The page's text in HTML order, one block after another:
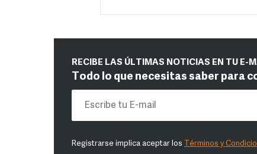
RECIBE LAS ÚLTIMAS NOTICIAS EN TU E-
Todo lo que necesitas saber para
Registrarse implica aceptar los Términos y